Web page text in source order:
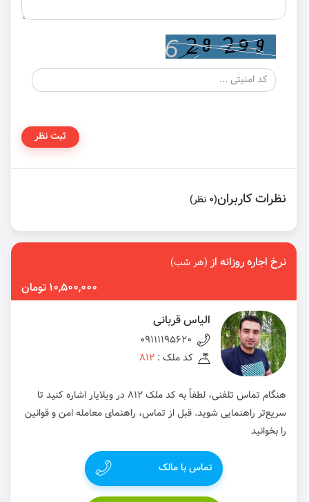
ثبت نظر
نظرات کاربران(0 نظر)
نرخ اجاره روزانه از(هر شب)
10,500,000 تومان
الیاس قربانی
09111195620
کد ملک : 812
هنگام تماس تلفنی، لطفاً به کد ملک 812 در ویلایار اشاره کنید تا
سریع‌تر راهنمایی شوید. قبل از تماس، راهنمای معامله امن و قوانین
را بخوانید
تماس با مالک